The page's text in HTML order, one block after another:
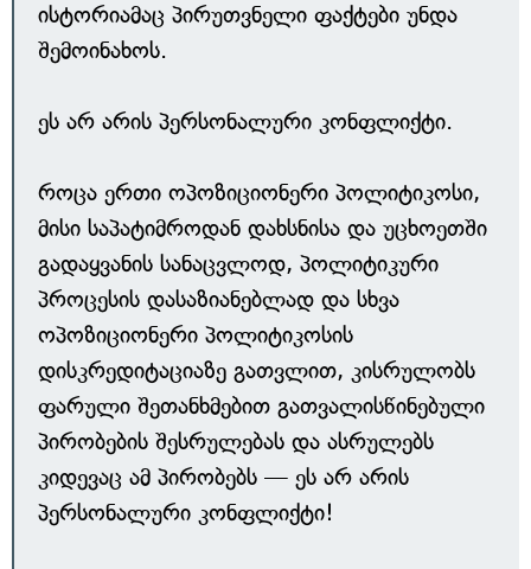
ისტორიამაც პირუთვნელი ფაქტები უნდა
შემოინახოს.
ეს არ არის პერსონალური კონფლიქტი.
როცა ერთი ოპოზიციონერი პოლიტიკოსი,
მისი საპატიმროდან დახსნისა და უცხოეთში
გადაყვანის სანაცვლოდ, პოლიტიკური
პროცესის დასაზიანებლად და სხვა
ოპოზიციონერი პოლიტიკოსის
დისკრედიტაციაზე გათვლით, კისრულობს
ფარული შეთანხმებით გათვალისწინებული
პირობების შესრულებას და ასრულებს
კიდევაც ამ პირობებს — ეს არ არის
პერსონალური კონფლიქტი!